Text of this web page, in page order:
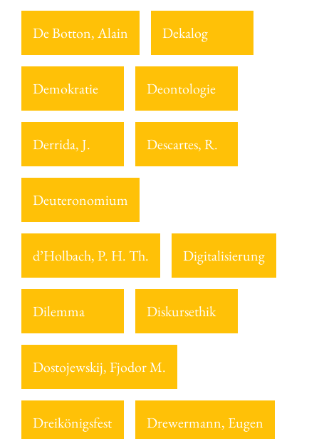
De Botton, Alain Dekalog
Demokratie Deontologie
Derrida, J. Descartes, R.
Deuteronomium
d’Holbach, P. H. Th. Digitalisierung
Dilemma Diskursethik
Dostojewskij, Fjodor M.
Dreikönigsfest Drewermann, Eugen